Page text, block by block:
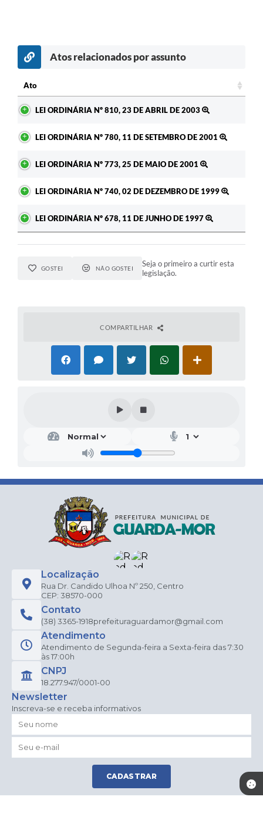
Atos relacionados por assunto
Ato
LEI ORDINÁRIA Nº 810, 23 DE ABRIL DE 2003
LEI ORDINÁRIA Nº 780, 11 DE SETEMBRO DE 2001
LEI ORDINÁRIA Nº 773, 25 DE MAIO DE 2001
LEI ORDINÁRIA Nº 740, 02 DE DEZEMBRO DE 1999
LEI ORDINÁRIA Nº 678, 11 DE JUNHO DE 1997
GOSTEI NÃO GOSTEI
Seja o primeiro a curtir esta
legislação.
COMPARTILHAR
Localização
Rua Dr. Candido Ulhoa Nº 250, Centro
CEP: 38570-000
Contato
(38) 3365-1918prefeituraguardamor@gmail.com
Atendimento
Atendimento de Segunda-feira a Sexta-feira das 7:30
às 17:00h
CNPJ
18.277.947/0001-00
Newsletter
Inscreva-se e receba informativos
CADASTRAR